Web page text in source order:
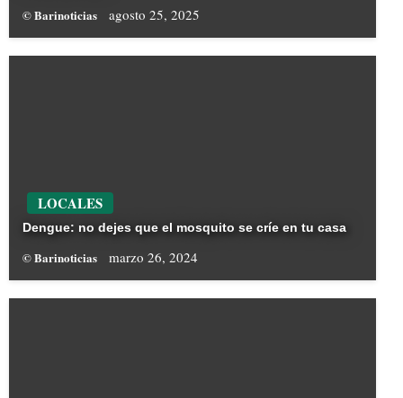
© Barinoticias agosto 25, 2025
LOCALES
Dengue: no dejes que el mosquito se críe en tu casa
© Barinoticias marzo 26, 2024